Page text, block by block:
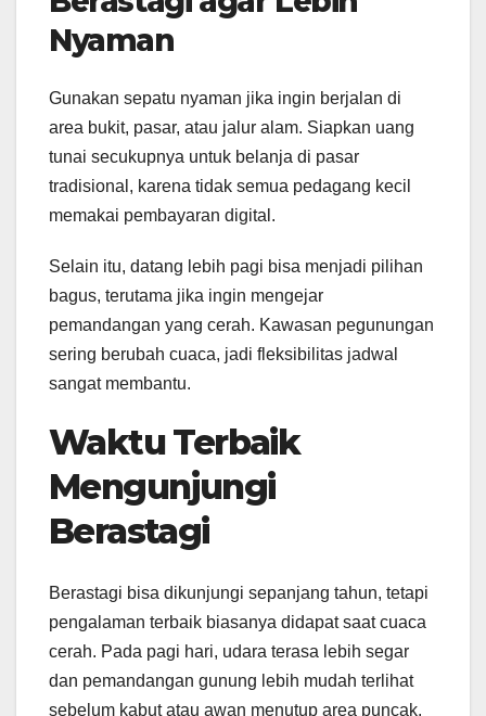
Nyaman
Gunakan sepatu nyaman jika ingin berjalan di
area bukit, pasar, atau jalur alam. Siapkan uang
tunai secukupnya untuk belanja di pasar
tradisional, karena tidak semua pedagang kecil
memakai pembayaran digital.
Selain itu, datang lebih pagi bisa menjadi pilihan
bagus, terutama jika ingin mengejar
pemandangan yang cerah. Kawasan pegunungan
sering berubah cuaca, jadi fleksibilitas jadwal
sangat membantu.
Waktu Terbaik
Mengunjungi
Berastagi
Berastagi bisa dikunjungi sepanjang tahun, tetapi
pengalaman terbaik biasanya didapat saat cuaca
cerah. Pada pagi hari, udara terasa lebih segar
dan pemandangan gunung lebih mudah terlihat
sebelum kabut atau awan menutup area puncak.